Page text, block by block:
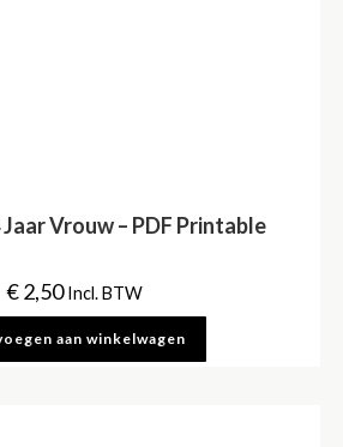
Vrouw – PDF Printable
€2,50 Incl. BTW
aan winkelwagen